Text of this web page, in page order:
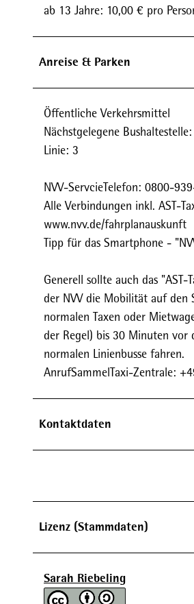
ab 13 Jahre: 10,00 € pro
Anreise & Parken
Öffentliche Verkehrsmittel
Nächstgelegene
Linie: 3
NVV-ServcieTelefon: 0800-
Alle Verbindungen inkl. AST-
www.nvv.de/fahrplanauskunft
Tipp für das Smartphone -
Generell sollte auch das
der NVV die Mobilität auf den
normalen Taxen oder
der Regel) bis 30 Minuten vor
normalen Linienbusse fahren.
AnrufSammelTaxi-Zentrale:
Kontaktdaten
Lizenz (Stammdaten)
Sarah Riebeling